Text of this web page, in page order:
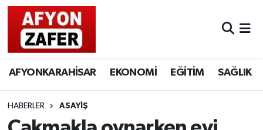
AFYONKARAHİSAR EKONOMİ EĞİTİM SAĞLIK
HABERLER ASAYİŞ